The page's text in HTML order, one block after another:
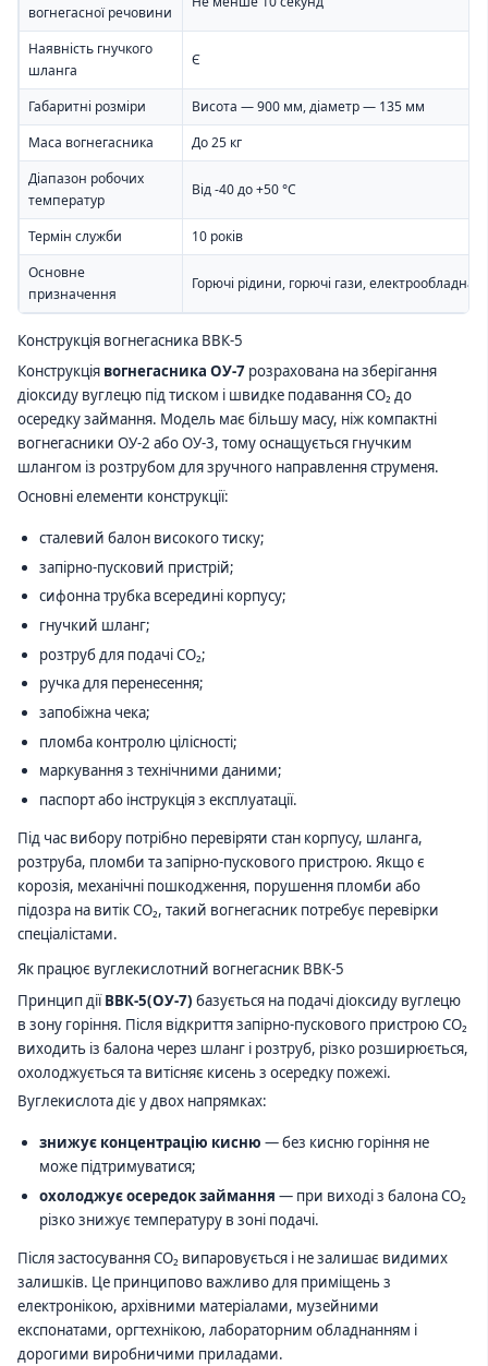
вогнегасної речовини
Наявність гнучкого
шланга
Є
Габаритні розміри
Висота — 900 мм, діаметр — 135 мм
Маса вогнегасника
До 25 кг
Діапазон робочих
температур
Від -40 до +50 °C
Термін служби
10 років
Основне
призначення
Горючі рідини, горючі гази,
Конструкція вогнегасника ВВК-5
Конструкція вогнегасника ОУ-7 розрахована на зберігання
діоксиду вуглецю під тиском і швидке подавання CO₂ до
осередку займання. Модель має більшу масу, ніж компактні
вогнегасники ОУ-2 або ОУ-3, тому оснащується гнучким
шлангом із розтрубом для зручного направлення струменя.
Основні елементи конструкції:
сталевий балон високого тиску;
запірно-пусковий пристрій;
сифонна трубка всередині корпусу;
гнучкий шланг;
розтруб для подачі CO₂;
ручка для перенесення;
запобіжна чека;
пломба контролю цілісності;
маркування з технічними даними;
паспорт або інструкція з експлуатації.
Під час вибору потрібно перевіряти стан корпусу, шланга,
розтруба, пломби та запірно-пускового пристрою. Якщо є
корозія, механічні пошкодження, порушення пломби або
підозра на витік CO₂, такий вогнегасник потребує перевірки
спеціалістами.
Як працює вуглекислотний вогнегасник ВВК-5
Принцип діїВВК-5(ОУ-7) базується на подачі діоксиду вуглецю
в зону горіння. Після відкриття запірно-пускового пристрою CO₂
виходить із балона через шланг і розтруб, різко розширюється,
охолоджується та витісняє кисень з осередку пожежі.
Вуглекислота діє у двох напрямках:
знижує концентрацію кисню — без кисню горіння не
може підтримуватися;
охолоджує осередок займання — при виході з балона CO₂
різко знижує температуру в зоні подачі.
Після застосування CO₂ випаровується і не залишає видимих
залишків. Це принципово важливо для приміщень з
електронікою, архівними матеріалами, музейними
експонатами, оргтехнікою, лабораторним обладнанням і
дорогими виробничими приладами.